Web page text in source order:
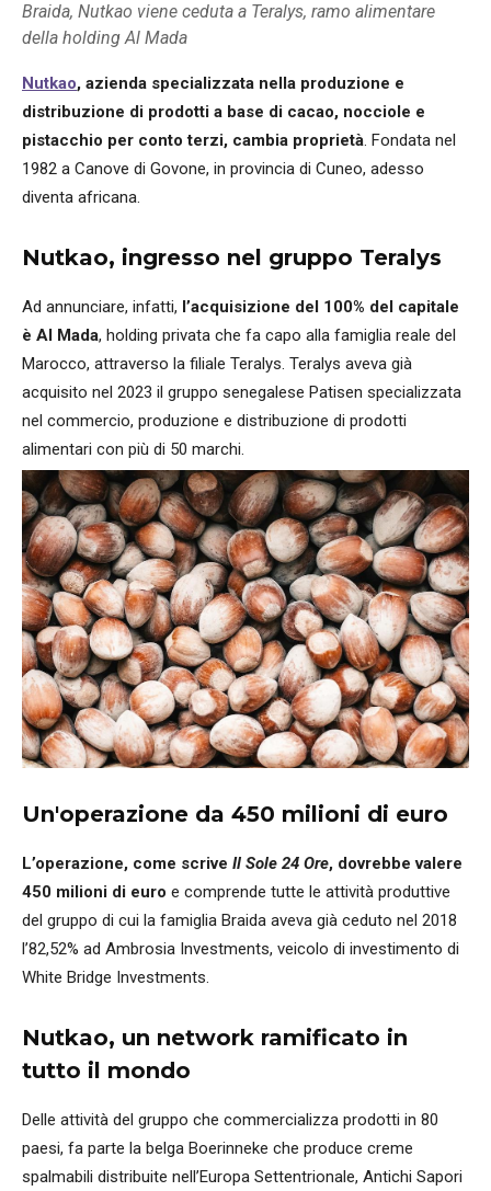
Braida, Nutkao viene ceduta a Teralys, ramo alimentare
della holding Al Mada
Nutkao, azienda specializzata nella produzione e
distribuzione di prodotti a base di cacao, nocciole e
pistacchio per conto terzi, cambia proprietà. Fondata nel
1982 a Canove di Govone, in provincia di Cuneo, adesso
diventa africana.
Nutkao, ingresso nel gruppo Teralys
Ad annunciare, infatti, l’acquisizione del 100% del capitale
è Al Mada, holding privata che fa capo alla famiglia reale del
Marocco, attraverso la filiale Teralys. Teralys aveva già
acquisito nel 2023 il gruppo senegalese Patisen specializzata
nel commercio, produzione e distribuzione di prodotti
alimentari con più di 50 marchi.
Un'operazione da 450 milioni di euro
L’operazione, come scrive Il Sole 24 Ore, dovrebbe valere
450 milioni di euro e comprende tutte le attività produttive
del gruppo di cui la famiglia Braida aveva già ceduto nel 2018
l’82,52% ad Ambrosia Investments, veicolo di investimento di
White Bridge Investments.
Nutkao, un network ramificato in
tutto il mondo
Delle attività del gruppo che commercializza prodotti in 80
paesi, fa parte la belga Boerinneke che produce creme
spalmabili distribuite nell’Europa Settentrionale, Antichi Sapori